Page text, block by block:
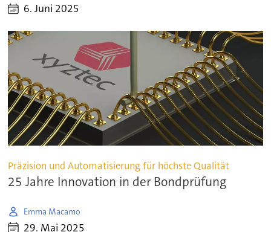
6. Juni 2025
Präzision und Automatisierung für höchste Qualität
25 Jahre Innovation in der Bondprüfung
Emma Macamo
29. Mai 2025